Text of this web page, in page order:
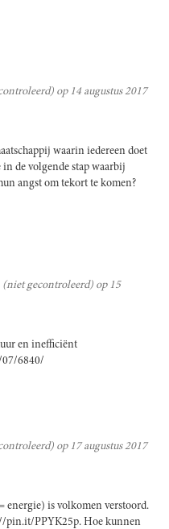
op 14 augustus 2017
waarin iedereen doet
de volgende stap waarbij
angst om tekort te komen?
(niet gecontroleerd) op 15
en inefficiënt
07/6840/
op 17 augustus 2017
energie) is volkomen verstoord.
pin.it/PPYK25p. Hoe kunnen